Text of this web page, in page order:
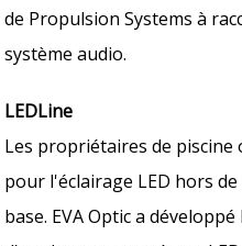
de Propulsion Systems à
système audio.
LEDLine
Les propriétaires de
pour l'éclairage LED hors
base. EVA Optic a